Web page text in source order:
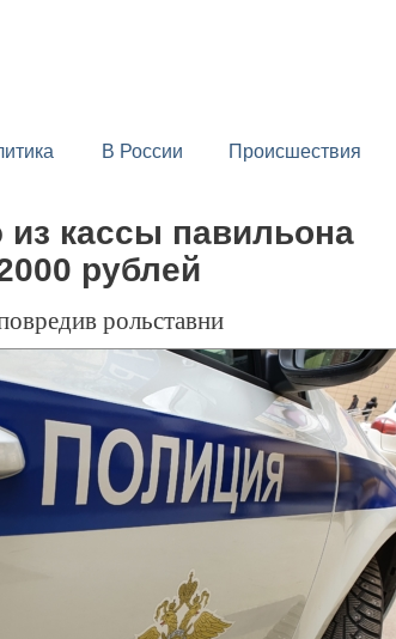
В России Происшествия
кассы павильона
рублей
рольставни